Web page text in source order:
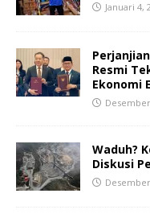
Januari 4,
Resmi
Ekonomi
Waduh?
Diskusi